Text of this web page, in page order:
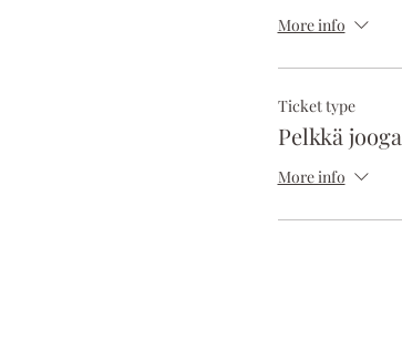
More info
Ticket type
Pelkkä jooga
More info